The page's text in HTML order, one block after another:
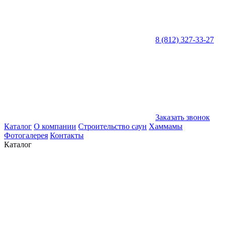
8 (812) 327-33-27
Заказать звонок
Каталог О компании Строительство саун Хаммамы
Фотогалерея Контакты
Каталог